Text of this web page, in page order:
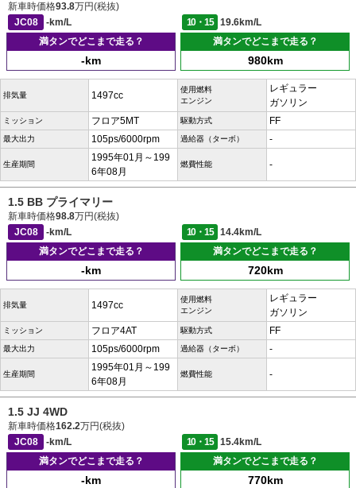
新車時価格93.8万円(税抜)
JC08
-km/L 10・15
19.6km/L
満タンでどこまで走る？
-km
満タンでどこまで走る？
980km
排気量 1497cc
使用燃料
エンジン
レギュラー
ガソリン
ミッション フロア5MT 駆動方式 FF
最大出力 105ps/6000rpm 過給器（ターボ） -
生産期間
1995年01月～199
6年08月
燃費性能 -
1.5 BB プライマリー
新車時価格98.8万円(税抜)
JC08
-km/L 10・15
14.4km/L
満タンでどこまで走る？
-km
満タンでどこまで走る？
720km
排気量 1497cc
使用燃料
エンジン
レギュラー
ガソリン
ミッション フロア4AT 駆動方式 FF
最大出力 105ps/6000rpm 過給器（ターボ） -
生産期間
1995年01月～199
6年08月
燃費性能 -
1.5 JJ 4WD
新車時価格162.2万円(税抜)
JC08
-km/L 10・15
15.4km/L
満タンでどこまで走る？
-km
満タンでどこまで走る？
770km